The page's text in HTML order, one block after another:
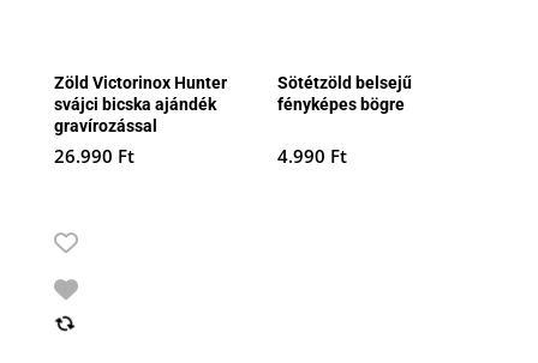
Zöld Victorinox Hunter
svájci bicska ajándék
gravírozással
26.990 Ft
Sötétzöld belsejű
fényképes bögre
4.990 Ft